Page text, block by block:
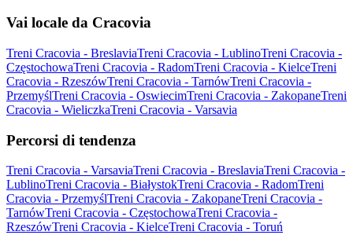
Vai locale da Cracovia
Treni Cracovia - BreslaviaTreni Cracovia - LublinoTreni Cracovia -
CzęstochowaTreni Cracovia - RadomTreni Cracovia - KielceTreni
Cracovia - RzeszówTreni Cracovia - TarnówTreni Cracovia -
PrzemyślTreni Cracovia - OswiecimTreni Cracovia - ZakopaneTreni
Cracovia - WieliczkaTreni Cracovia - Varsavia
Percorsi di tendenza
Treni Cracovia - VarsaviaTreni Cracovia - BreslaviaTreni Cracovia -
LublinoTreni Cracovia - BiałystokTreni Cracovia - RadomTreni
Cracovia - PrzemyślTreni Cracovia - ZakopaneTreni Cracovia -
TarnówTreni Cracovia - CzęstochowaTreni Cracovia -
RzeszówTreni Cracovia - KielceTreni Cracovia - Toruń